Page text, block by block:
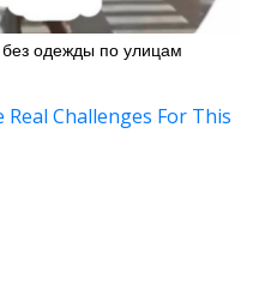
одежды по улицам